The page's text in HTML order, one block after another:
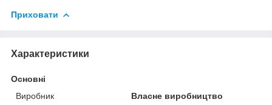
Приховати
Характеристики
Основні
Виробник
Власне виробництво